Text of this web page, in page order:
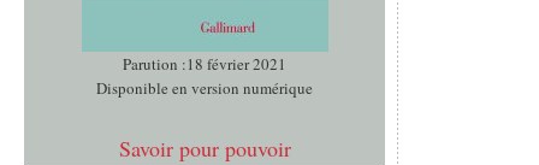
Parution :18 février 2021
Disponible en version numérique
Savoir pour pouvoir